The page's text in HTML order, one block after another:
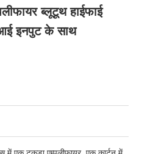
ब्लूटूथ हाईफाई
इनपुट के साथ